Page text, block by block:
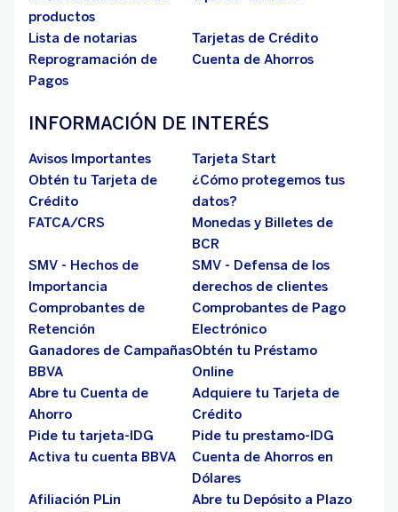
productos
Lista de notarias
Tarjetas de Crédito
Reprogramación de
Pagos
Cuenta de Ahorros
INFORMACIÓN DE INTERÉS
Avisos Importantes
Tarjeta Start
Obtén tu Tarjeta de
Crédito
¿Cómo protegemos tus
datos?
FATCA/CRS
Monedas y Billetes de
BCR
SMV - Hechos de
Importancia
SMV - Defensa de los
derechos de clientes
Comprobantes de
Retención
Comprobantes de Pago
Electrónico
Ganadores de Campañas
BBVA
Obtén tu Préstamo
Online
Abre tu Cuenta de
Ahorro
Adquiere tu Tarjeta de
Crédito
Pide tu tarjeta-IDG
Pide tu prestamo-IDG
Activa tu cuenta BBVA
Cuenta de Ahorros en
Dólares
Afiliación PLin
Abre tu Depósito a Plazo